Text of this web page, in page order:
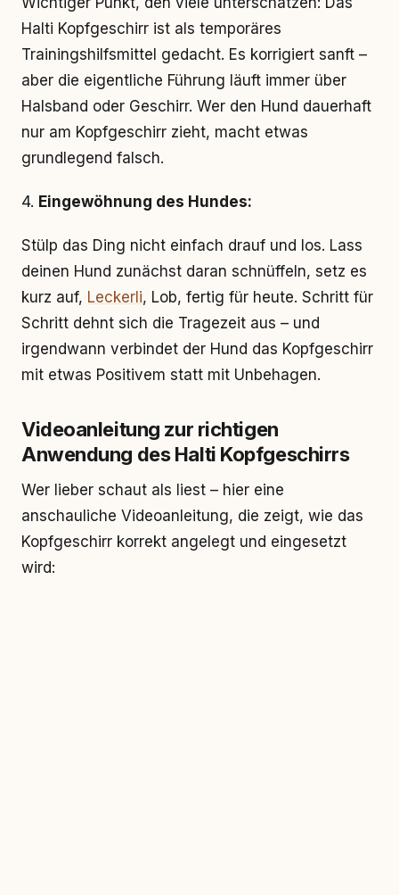
Halti Kopfgeschirr ist als temporäres
Trainingshilfsmittel gedacht. Es korrigiert sanft –
aber die eigentliche Führung läuft immer über
Halsband oder Geschirr. Wer den Hund dauerhaft
nur am Kopfgeschirr zieht, macht etwas
grundlegend falsch.
4. Eingewöhnung des Hundes:
Stülp das Ding nicht einfach drauf und los. Lass
deinen Hund zunächst daran schnüffeln, setz es
kurz auf, Leckerli, Lob, fertig für heute. Schritt für
Schritt dehnt sich die Tragezeit aus – und
irgendwann verbindet der Hund das Kopfgeschirr
mit etwas Positivem statt mit Unbehagen.
Videoanleitung zur richtigen
Anwendung des Halti Kopfgeschirrs
Wer lieber schaut als liest – hier eine
anschauliche Videoanleitung, die zeigt, wie das
Kopfgeschirr korrekt angelegt und eingesetzt
wird: